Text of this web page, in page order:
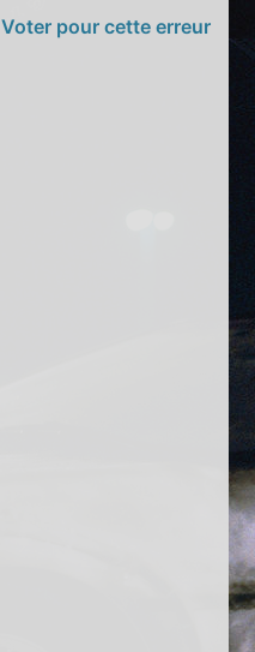
Voter pour cette erreur